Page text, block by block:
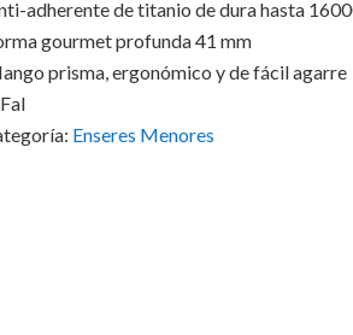
adherente de titanio de dura hasta
gourmet profunda 41 mm
prisma, ergonómico y de fácil agarre
Enseres Menores